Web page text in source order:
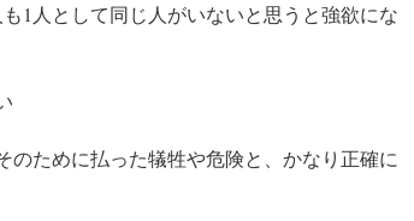
1人として同じ人がいないと思うと強欲にな
のために払った犠牲や危険と、かなり正確に